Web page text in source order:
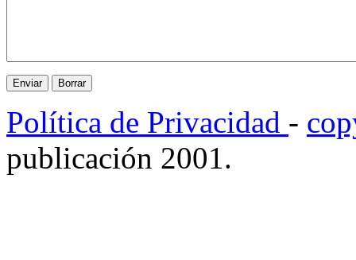
Política de Privacidad -
publicación 2001.